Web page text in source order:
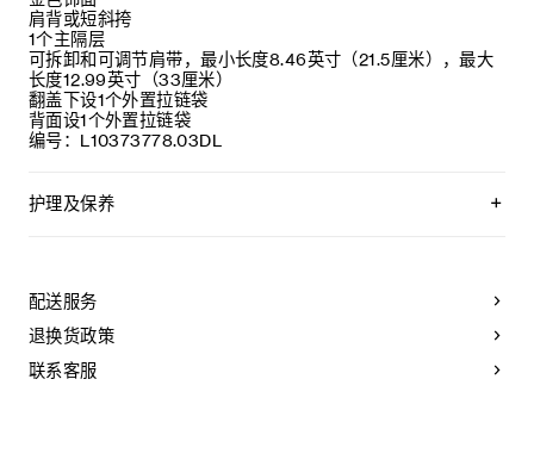
肩背或短斜挎
1个主隔层
可拆卸和可调节肩带，最小长度8.46英寸（21.5厘米），最大
长度12.99英寸（33厘米）
翻盖下设1个外置拉链袋
背面设1个外置拉链袋
编号：L10373778.03DL
护理及保养
建议您：
- 防止潮湿；避免接触液体、护手霜、洗手液、化妆品及香水。
如果您的手袋不慎接触到水或上述物质，请用干燥且不带绒毛
配送服务
退换货政策
联系客服